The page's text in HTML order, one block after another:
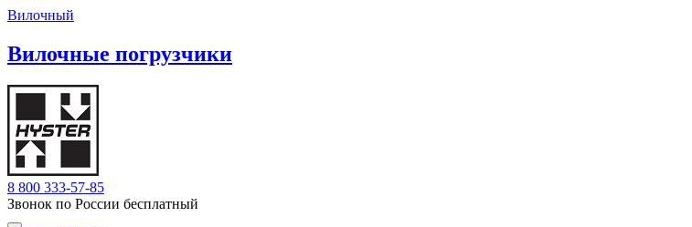
Вилочный
Вилочные погрузчики
8 800 333-57-85
Звонок по России бесплатный